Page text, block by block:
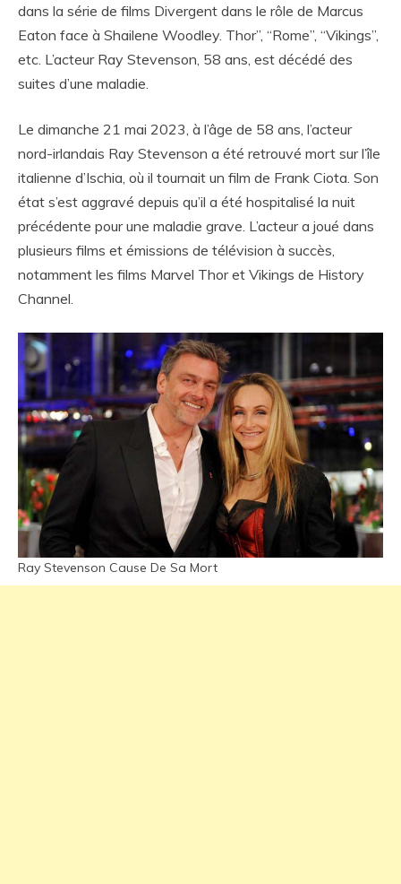
dans la série de films Divergent dans le rôle de Marcus
Eaton face à Shailene Woodley. Thor”, “Rome”, “Vikings”,
etc. L’acteur Ray Stevenson, 58 ans, est décédé des
suites d’une maladie.
Le dimanche 21 mai 2023, à l’âge de 58 ans, l’acteur
nord-irlandais Ray Stevenson a été retrouvé mort sur l’île
italienne d’Ischia, où il tournait un film de Frank Ciota. Son
état s’est aggravé depuis qu’il a été hospitalisé la nuit
précédente pour une maladie grave. L’acteur a joué dans
plusieurs films et émissions de télévision à succès,
notamment les films Marvel Thor et Vikings de History
Channel.
Ray Stevenson Cause De Sa Mort